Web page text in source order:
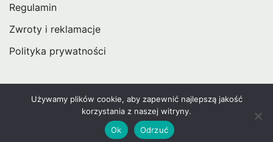
Regulamin
Zwroty i reklamacje
Polityka prywatności
© 2026 Skrzypas - Sklepy dla Twórców | TubeShop.pl
Używamy plików cookie, aby zapewnić najlepszą jakość
korzystania z naszej witryny.
Ok
Odrzuć